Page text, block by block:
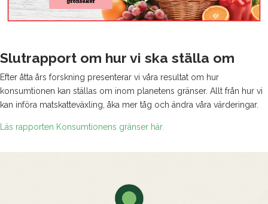
Slutrapport om hur vi ska ställa om
Efter åtta års forskning presenterar vi våra resultat om hur
konsumtionen kan ställas om inom planetens gränser. Allt från hur vi
kan införa matskatteväxling, åka mer tåg och ändra våra värderingar.
Läs rapporten Konsumtionens gränser här.